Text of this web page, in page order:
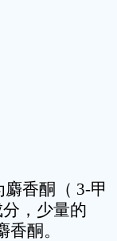
香酮（ 3-甲
，少量的
酮。